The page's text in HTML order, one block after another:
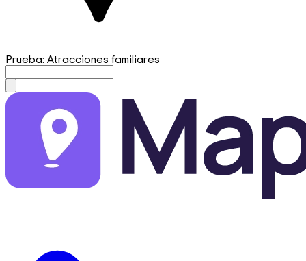
Prueba: Atracciones familiares